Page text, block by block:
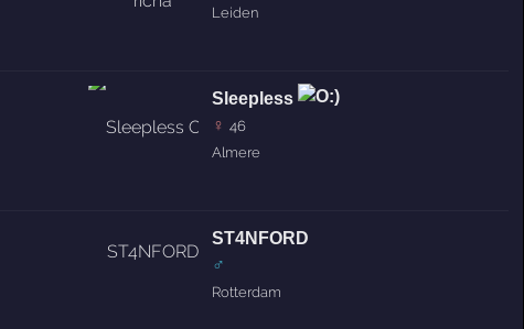
Leiden
Sleepless
♀ 46
Almere
ST4NFORD
♂
Rotterdam